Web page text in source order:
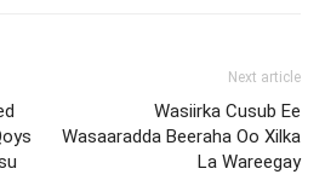
Next article
Wasiirka Cusub Ee
Wasaaradda Beeraha Oo Xilka
La Wareegay